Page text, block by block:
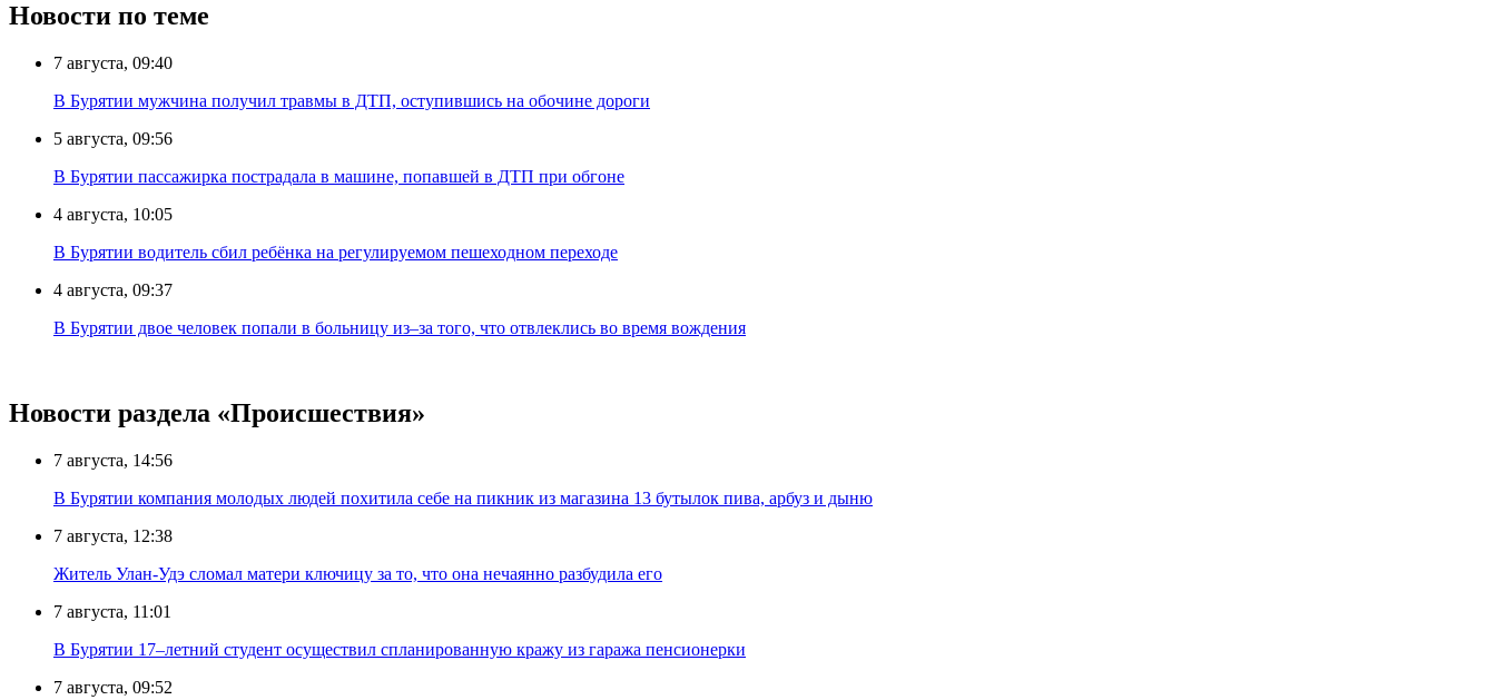
Новости по теме
7 августа, 09:40
В Бурятии мужчина получил травмы в ДТП, оступившись на обочине дороги
5 августа, 09:56
В Бурятии пассажирка пострадала в машине, попавшей в ДТП при обгоне
4 августа, 10:05
В Бурятии водитель сбил ребёнка на регулируемом пешеходном переходе
4 августа, 09:37
В Бурятии двое человек попали в больницу из–за того, что отвлеклись во время вождения
Новости раздела «Происшествия»
7 августа, 14:56
В Бурятии компания молодых людей похитила себе на пикник из магазина 13 бутылок пива, арбуз и дыню
7 августа, 12:38
Житель Улан-Удэ сломал матери ключицу за то, что она нечаянно разбудила его
7 августа, 11:01
В Бурятии 17–летний студент осуществил спланированную кражу из гаража пенсионерки
7 августа, 09:52